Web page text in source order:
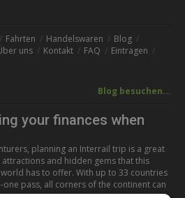
Fahrten Handelswaren
Blog
uns Kontakt FAQ
Eintragen
Blog besuchen...
your finances when
planning an Interrail trip is a great
and hidden gems that this
has to offer. With up to 33 countries
pass, all corners of the continent can